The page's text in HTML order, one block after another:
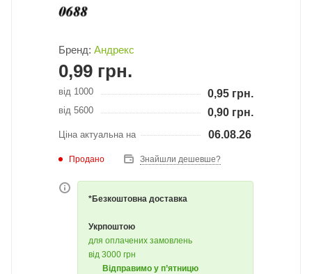
Бренд: Андрекс
0,99 грн.
від 1000 0,95 грн.
від 5600 0,90 грн.
Ціна актуальна на 06.08.26
Продано Знайшли дешевше?
*Безкоштовна доставка
Укрпоштою
для оплачених замовлень
від 3000 грн
Відправимо у п’ятницю